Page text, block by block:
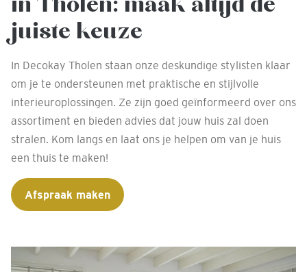
juiste keuze
In Decokay Tholen staan onze deskundige stylisten klaar
om je te ondersteunen met praktische en stijlvolle
interieuroplossingen. Ze zijn goed geïnformeerd over ons
assortiment en bieden advies dat jouw huis zal doen
stralen. Kom langs en laat ons je helpen om van je huis
een thuis te maken!
Afspraak maken